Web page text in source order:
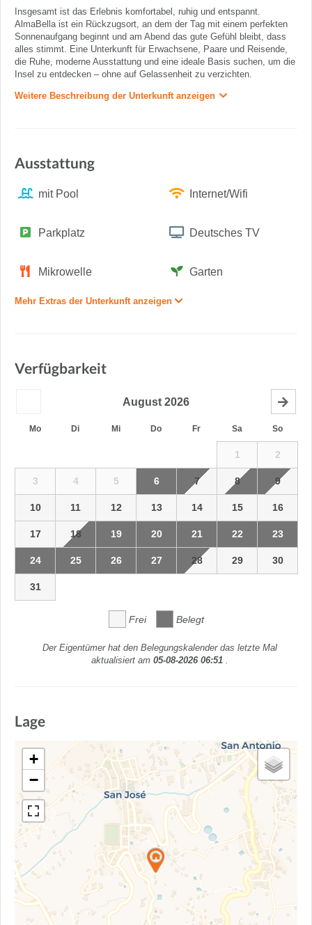
Insgesamt ist das Erlebnis komfortabel, ruhig und entspannt.
AlmaBella ist ein Rückzugsort, an dem der Tag mit einem perfekten
Sonnenaufgang beginnt und am Abend das gute Gefühl bleibt, dass
alles stimmt. Eine Unterkunft für Erwachsene, Paare und Reisende,
die Ruhe, moderne Ausstattung und eine ideale Basis suchen, um die
Insel zu entdecken – ohne auf Gelassenheit zu verzichten.
Weitere Beschreibung der Unterkunft anzeigen
Ausstattung
mit Pool Internet/Wifi
Parkplatz Deutsches TV
Mikrowelle Garten
Mehr Extras der Unterkunft anzeigen
Verfügbarkeit
August 2026
Mo Di Mi Do Fr Sa So
1 2
3 4 5 6 7 8 9
10 11 12 13 14 15 16
17 18 19 20 21 22 23
24 25 26 27 28 29 30
31
Frei Belegt
Der Eigentümer hat den Belegungskalender das letzte Mal
aktualisiert am 05-08-2026 06:51 .
Lage
+
−